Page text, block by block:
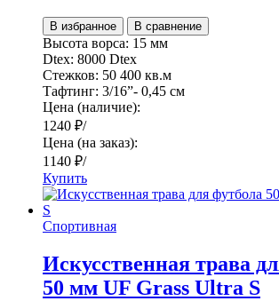
В избранное В сравнение
Высота ворса: 15 мм
Dtex: 8000 Dtex
Стежков: 50 400 кв.м
Тафтинг: 3/16”- 0,45 см
Цена (наличие):
1240 ₽/
Цена (на заказ):
1140 ₽/
Купить
Спортивная
Искусственная трава
50 мм UF Grass Ultra S